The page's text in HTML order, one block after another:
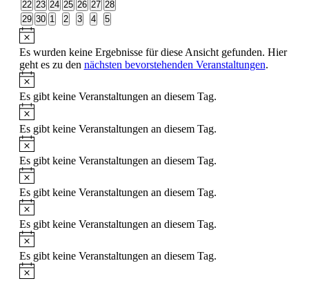
0
Veranstaltungen
22 0
Veranstaltungen
23 0
Veranstaltungen
24 0
Veranstaltungen
25 0
Veranstaltungen
26 0
Veranstaltungen
27 0
Veranstaltungen
28
0
Veranstaltungen
29 0
Veranstaltungen
30 0
Veranstaltungen
1
0
Veranstaltungen
2
0
Veranstaltungen
3
0
Veranstaltungen
4
0
Veranstaltungen
5
Hinweis
Es wurden keine Ergebnisse für diese Ansicht gefunden. Hier
geht es zu den nächsten bevorstehenden Veranstaltungen.
Hinweis
Es gibt keine Veranstaltungen an diesem Tag.
Hinweis
Es gibt keine Veranstaltungen an diesem Tag.
Hinweis
Es gibt keine Veranstaltungen an diesem Tag.
Hinweis
Es gibt keine Veranstaltungen an diesem Tag.
Hinweis
Es gibt keine Veranstaltungen an diesem Tag.
Hinweis
Es gibt keine Veranstaltungen an diesem Tag.
Hinweis